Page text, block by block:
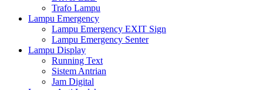
Trafo Lampu
Lampu Emergency
Lampu Emergency EXIT Sign
Lampu Emergency Senter
Lampu Display
Running Text
Sistem Antrian
Jam Digital